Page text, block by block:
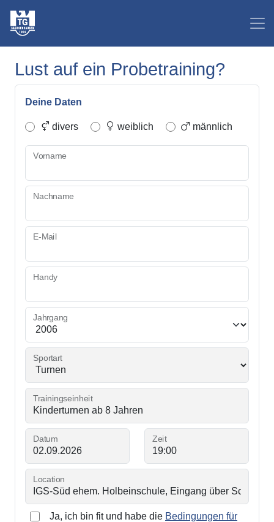
Lust auf ein Probetraining?
Deine Daten
divers weiblich männlich
Vorname
Nachname
E-Mail
Handy
Jahrgang
Sportart
Trainingseinheit
Datum Zeit
Location
Ja, ich bin fit und habe die Bedingungen für